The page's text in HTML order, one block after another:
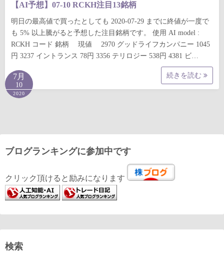
【AI予想】07-10 RCKH注目13銘柄
明日の最高値で買ったとしても 2020-07-29 までに終値が一度で
も 5% 以上騰がると予想した注目銘柄です。 使用 AI model :
RCKH コード 銘柄 現値 2970 グッドライフカンパニー 1045
円 3237 イントランス 78円 3356 テリロジー 538円 4381 ビ…
続きを読む
7月
10
2020
ブログランキングに参加中です
クリック頂けると励みになります
検索